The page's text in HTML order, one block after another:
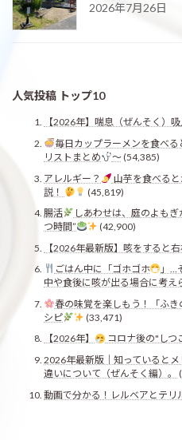
2026年7月26日
人気投稿 トップ10
【2026年】喘息（ぜんそく）
毎日カップラーメンを食べ
リストまとめ
〜(54,385)
アレルギー？
山芋を食べる
説！
(45,819)
腸活
しあわせは、庭のよも
つ時間”
(42,900)
【2026年最新版】咳をすると
ごはん中に「ゴホゴホ
」…
中や食後に咳が出る場合に考え
春の味覚を楽しもう！「ふ
シピ
(33,471)
【2026年】
コロナ後の"しつ
2026年最新版｜知っていると
違いについて（ぜんそく編）。
動画で分かる！レルベアとテリ